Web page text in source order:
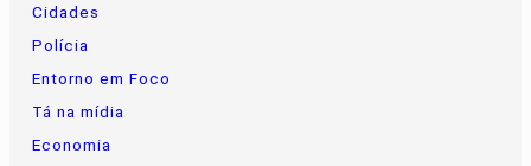
Cidades
Polícia
Entorno em Foco
Tá na mídia
Economia